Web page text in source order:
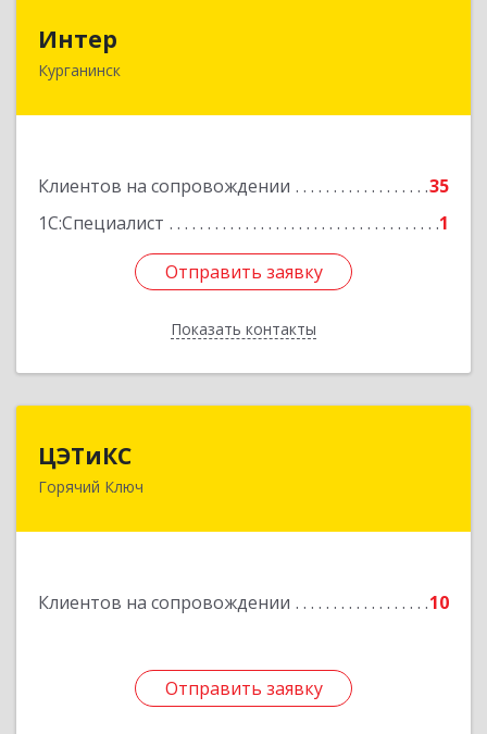
Интер
Курганинск
Клиентов на сопровождении
35
1С:Специалист
1
Отправить заявку
Показать контакты
352430, Краснодарский край, Курганинск г,
Отправить заявку
Назад
ЦЭТиКС
Горячий Ключ
Клиентов на сопровождении 10
Отправить заявку
353290, Краснодарский край, Горячий Ключ г,
Отправить заявку